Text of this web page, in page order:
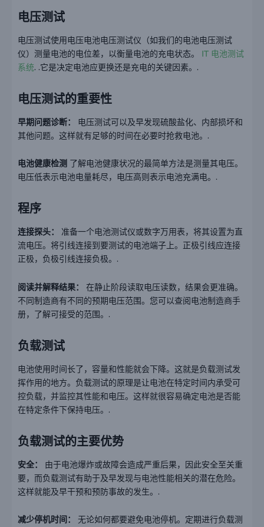
电压测试
电压测试使用电压电池电压测试仪（如我们的电池电压测试
仪）测量电池的电位差，以衡量电池的充电状态。 IT 电池测试
系统. .它是决定电池应更换还是充电的关键因素。.
电压测试的重要性
早期问题诊断： 电压测试可以及早发现硫酸盐化、内部损坏和
其他问题。这样就有足够的时间在必要时抢救电池。.
电池健康检测 了解电池健康状况的最简单方法是测量其电压。
电压低表示电池电量耗尽，电压高则表示电池充满电。.
程序
连接探头： 准备一个电池测试仪或数字万用表，将其设置为直
流电压。将引线连接到要测试的电池端子上。正极引线应连接
正极，负极引线连接负极。.
阅读并解释结果： 在静止阶段读取电压读数，结果会更准确。
不同制造商有不同的预期电压范围。您可以查阅电池制造商手
册，了解可接受的范围。.
负载测试
电池使用时间长了，容量和性能就会下降。这就是负载测试发
挥作用的地方。负载测试的原理是让电池在特定时间内承受可
控负载，并监控其性能和电压。这样就很容易确定电池是否能
在特定条件下保持电压。.
负载测试的主要优势
安全： 由于电池爆炸或故障会造成严重后果，因此安全至关重
要，而负载测试有助于及早发现与电池性能相关的潜在危险。
这样就能及早干预和预防事故的发生。.
减少停机时间： 无论如何都要避免电池停机。定期进行负载测